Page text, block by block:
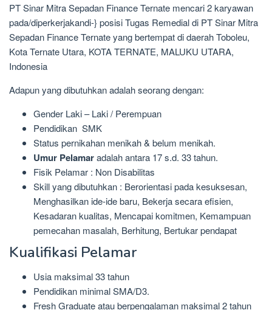
PT Sinar Mitra Sepadan Finance Ternate mencari 2 karyawan
pada/diperkerjakandi-} posisi Tugas Remedial di PT Sinar Mitra
Sepadan Finance Ternate yang bertempat di daerah Toboleu,
Kota Ternate Utara, KOTA TERNATE, MALUKU UTARA,
Indonesia
Adapun yang dibutuhkan adalah seorang dengan:
Gender Laki – Laki / Perempuan
Pendidikan SMK
Status pernikahan menikah & belum menikah.
Umur Pelamaradalah antara 17 s.d. 33 tahun.
Fisik Pelamar : Non Disabilitas
Skill yang dibutuhkan : Berorientasi pada kesuksesan,
Menghasilkan ide-ide baru, Bekerja secara efisien,
Kesadaran kualitas, Mencapai komitmen, Kemampuan
pemecahan masalah, Berhitung, Bertukar pendapat
Kualifikasi Pelamar
Usia maksimal 33 tahun
Pendidikan minimal SMA/D3.
Fresh Graduate atau berpengalaman maksimal 2 tahun